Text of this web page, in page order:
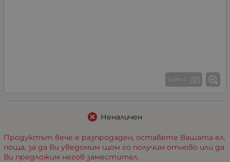
1 от 4
Неналичен
Продуктът вече е разпродаден, оставете Вашата ел.
поща, за да Ви уведомим щом го получим отново или да
Ви предложим негов заместител.